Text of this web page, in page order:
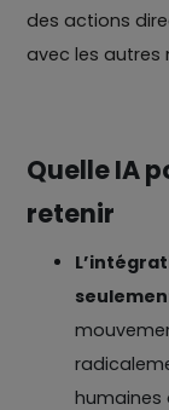
des actions
avec les autres
Quelle IA
retenir
humaines